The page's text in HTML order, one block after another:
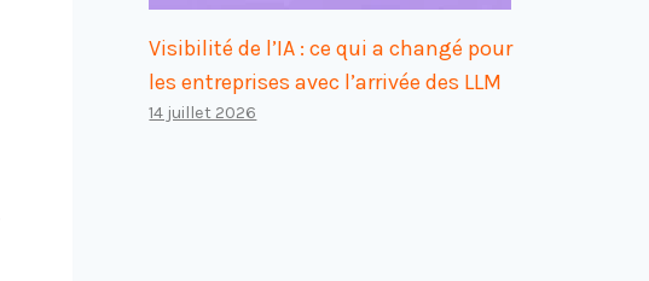
Visibilité de l’IA : ce qui a changé pour
les entreprises avec l’arrivée des LLM
14 juillet 2026